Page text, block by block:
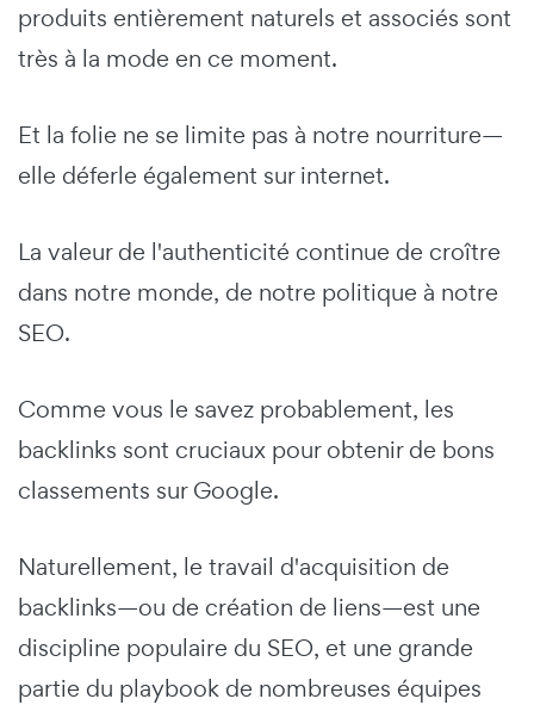
produits entièrement naturels et associés sont
très à la mode en ce moment.
Et la folie ne se limite pas à notre nourriture—
elle déferle également sur internet.
La valeur de l'authenticité continue de croître
dans notre monde, de notre politique à notre
SEO.
Comme vous le savez probablement, les
backlinks sont cruciaux pour obtenir de bons
classements sur Google.
Naturellement, le travail d'acquisition de
backlinks—ou de création de liens—est une
discipline populaire du SEO, et une grande
partie du playbook de nombreuses équipes